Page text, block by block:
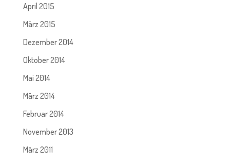
April 2015
März 2015
Dezember 2014
Oktober 2014
Mai 2014
März 2014
Februar 2014
November 2013
März 2011